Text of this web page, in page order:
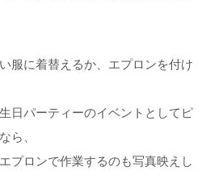
服に着替えるか、エプロンを付け
日パーティーのイベントとしてピ
ら、
プロンで作業するのも写真映えし